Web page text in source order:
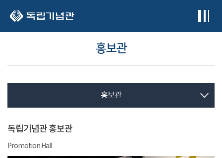
홍보관
홍보관
독립기념관 홍보관
Promotion Hall